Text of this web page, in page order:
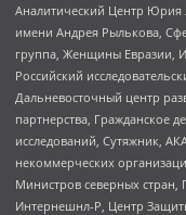
Аналитический Центр Юрия
имени Андрея Рылькова,
группа, Женщины Евразии,
Российский
Дальневосточный центр
партнерства, Гражданское
исследований, Сутяжник,
некоммерческих
Министров северных стран,
Интернешнл-Р, Центр